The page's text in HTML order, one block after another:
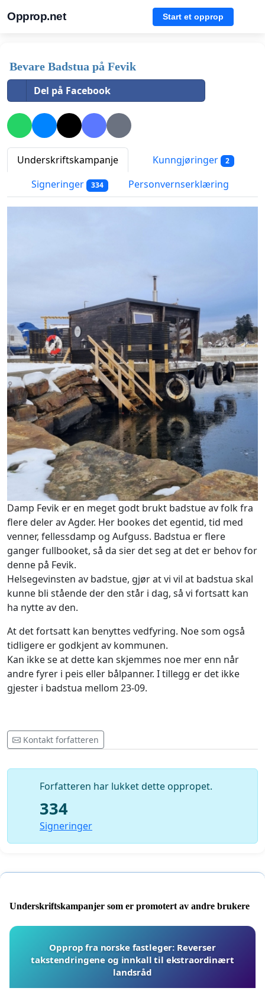
Opprop.net Start et opprop
Bevare Badstua på Fevik
Del på Facebook
Underskriftskampanje Kunngjøringer 2
Signeringer 334 Personvernserklæring
Damp Fevik er en meget godt brukt badstue av folk fra
flere deler av Agder. Her bookes det egentid, tid med
venner, fellessdamp og Aufguss. Badstua er flere
ganger fullbooket, så da sier det seg at det er behov for
denne på Fevik.
Helsegevinsten av badstue, gjør at vi vil at badstua skal
kunne bli stående der den står i dag, så vi fortsatt kan
ha nytte av den.
At det fortsatt kan benyttes vedfyring. Noe som også
tidligere er godkjent av kommunen.
Kan ikke se at dette kan skjemmes noe mer enn når
andre fyrer i peis eller bålpanner. I tillegg er det ikke
gjester i badstua mellom 23-09.
Kontakt forfatteren
Forfatteren har lukket dette oppropet.
334
Signeringer
Underskriftskampanjer som er promotert av andre brukere
Opprop fra norske fastleger: Reverser
takstendringene og innkall til ekstraordinært
landsråd